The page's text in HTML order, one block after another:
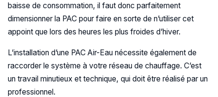
baisse de consommation, il faut donc parfaitement
dimensionner la PAC pour faire en sorte de n’utiliser cet
appoint que lors des heures les plus froides d’hiver.
L’installation d’une PAC Air-Eau nécessite également de
raccorder le système à votre réseau de chauffage. C’est
un travail minutieux et technique, qui doit être réalisé par un
professionnel.